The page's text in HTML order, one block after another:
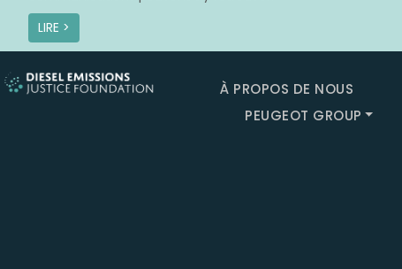
LIRE >
À PROPOS DE NOUS
PEUGEOT GROUP